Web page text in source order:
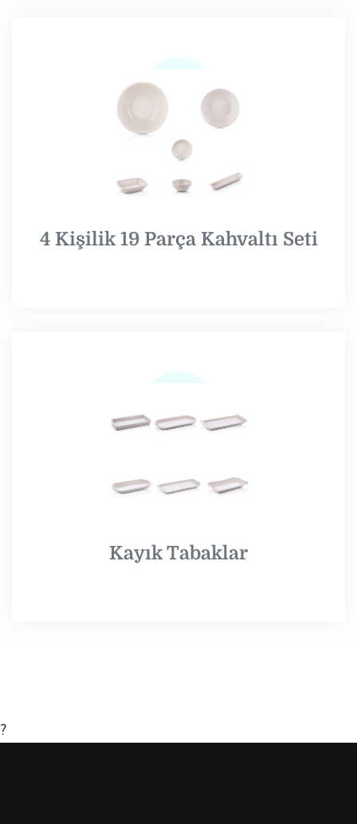
4 Kişilik 19 Parça Kahvaltı Seti
Kayık Tabaklar
?